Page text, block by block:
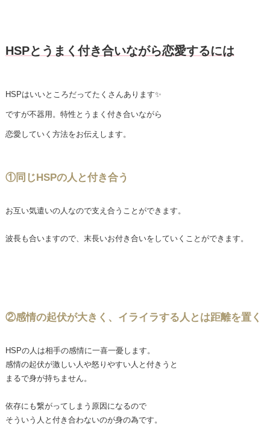
HSPとうまく付き合いながら恋愛するには
HSPはいいところだってたくさんあります✨
ですが不器用。特性とうまく付き合いながら
恋愛していく方法をお伝えします。
①同じHSPの人と付き合う
お互い気遣いの人なので支え合うことができます。
波長も合いますので、末長いお付き合いをしていくことができます。
②感情の起伏が大きく、イライラする人とは距離を置く
HSPの人は相手の感情に一喜一憂します。
感情の起伏が激しい人や怒りやすい人と付きうと
まるで身が持ちません。
依存にも繋がってしまう原因になるので
そういう人と付き合わないのが身の為です。